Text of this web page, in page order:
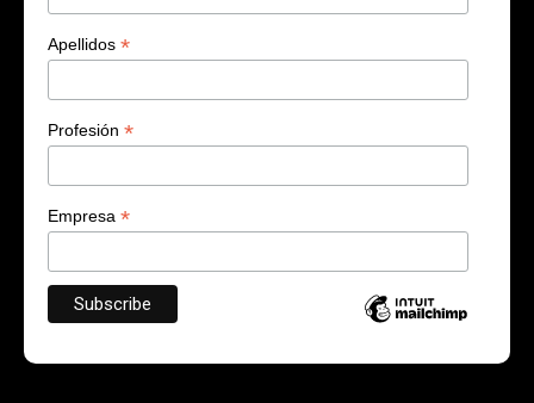
Apellidos *
Profesión *
Empresa *